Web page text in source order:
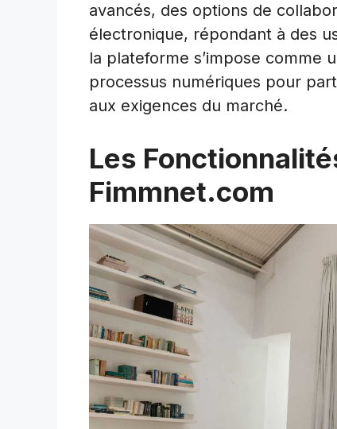
avancés, des options de
électronique, répondant à des
la plateforme s’impose comme
processus numériques pour
aux exigences du marché.
Les
Fimmnet.com